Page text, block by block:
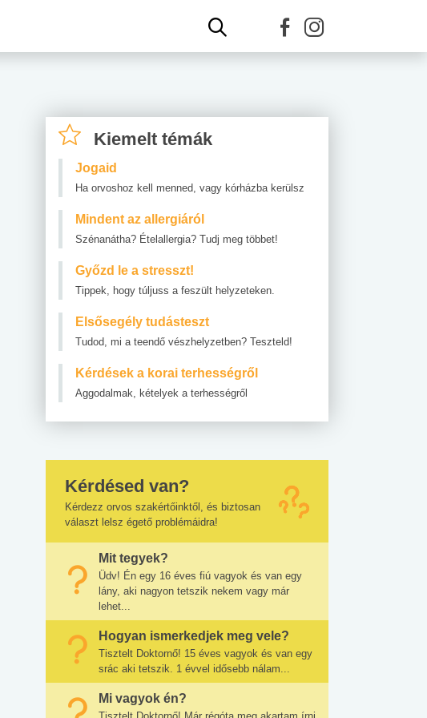
Kiemelt témák
Jogaid
Ha orvoshoz kell menned, vagy kórházba kerülsz
Mindent az allergiáról
Szénanátha? Ételallergia? Tudj meg többet!
Győzd le a stresszt!
Tippek, hogy túljuss a feszült helyzeteken.
Elsősegély tudásteszt
Tudod, mi a teendő vészhelyzetben? Teszteld!
Kérdések a korai terhességről
Aggodalmak, kételyek a terhességről
Kérdésed van?
Kérdezz orvos szakértőinktől, és biztosan
választ lelsz égető problémáidra!
Mit tegyek?
Üdv! Én egy 16 éves fiú vagyok és van egy
lány, aki nagyon tetszik nekem vagy már
lehet...
Hogyan ismerkedjek meg vele?
Tisztelt Doktornő! 15 éves vagyok és van egy
srác aki tetszik. 1 évvel idősebb nálam...
Mi vagyok én?